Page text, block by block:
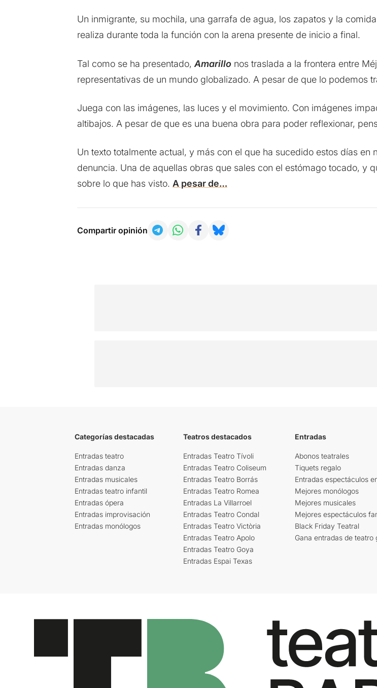
Un inmigrante, su mochila, una garrafa de agua, los zapatos y la
realiza durante toda la función con la arena presente de inicio a final.
Tal como se ha presentado, Amarillonos traslada a la frontera entre
representativas de un mundo globalizado. A pesar de que lo podemos
Juega con las imágenes, las luces y el movimiento. Con imágenes
altibajos. A pesar de que es una buena obra para poder reflexionar,
Un texto totalmente actual, y más con el que ha sucedido estos días
denuncia. Una de aquellas obras que sales con el estómago tocado, y
sobre lo que has visto. A pesar de…
Compartir opinión
Categorías destacadas
Entradas teatro
Entradas danza
Entradas musicales
Entradas teatro infantil
Entradas ópera
Entradas improvisación
Entradas monólogos
Teatros destacados
Entradas Teatro Tívoli
Entradas Teatro Coliseum
Entradas Teatro Borrás
Entradas Teatro Romea
Entradas La Villarroel
Entradas Teatro Condal
Entradas Teatro Victòria
Entradas Teatro Apolo
Entradas Teatro Goya
Entradas Espai Texas
Entradas
Abonos teatrales
Tiquets regalo
Entradas espectáculos
Mejores monólogos
Mejores musicales
Mejores espectáculos
Black Friday Teatral
Gana entradas de